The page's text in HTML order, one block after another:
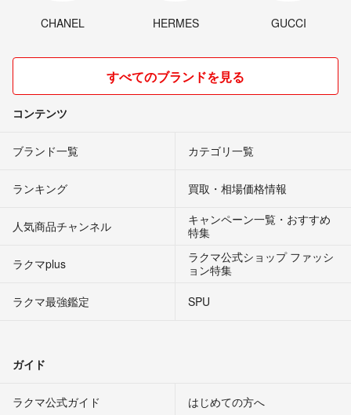
CHANEL HERMES GUCCI
すべてのブランドを見る
コンテンツ
ブランド一覧 カテゴリ一覧
ランキング 買取・相場価格情報
人気商品チャンネル
キャンペーン一覧・おすすめ
特集
ラクマplus
ラクマ公式ショップ ファッシ
ョン特集
ラクマ最強鑑定
SPU
ガイド
ラクマ公式ガイド はじめての方へ